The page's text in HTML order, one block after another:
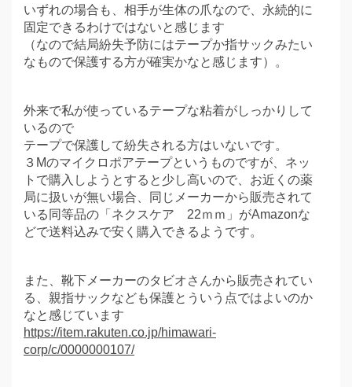
いずれの場合も、相手が生体の爪なので、永続的に
固定できるわけではないと感じます
（なので結局紛失予防にはテープか指サックみたい
なもので保護する方が確実かなと感じます）。
外来で私が使っているテープな粘着がしっかりして
いるので
テープで保護して紛失される方はいないです。
３Mのマイクロポアテープというものですが、ネッ
トで購入しようとすると少し高いので、お近くの薬
局に扱いが無い場合、同じメーカーから販売されて
いる同等品の「ネクスケア 22ｍｍ」がAmazonな
どで送料込みで安く購入できるようです。
また、靴下メーカーのタビオさんから販売されてい
る、親指サックなども保護とういう点ではよいのか
なと感じています
https://item.rakuten.co.jp/himawari-
corp/c/0000000107/